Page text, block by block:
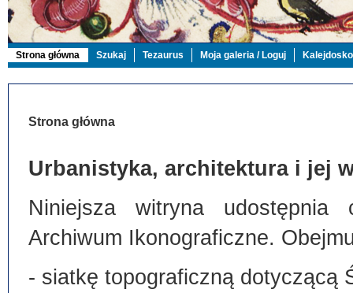
Strona główna Szukaj Tezaurus Moja galeria / Loguj
Strona główna
Urbanistyka, architektura i jej
Niniejsza witryna
Archiwum Ikonograficzne.
- siatkę topograficzną dotyczącą